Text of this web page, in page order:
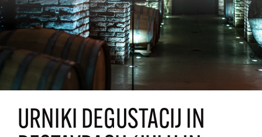
URNIKI DEGUSTACIJ IN